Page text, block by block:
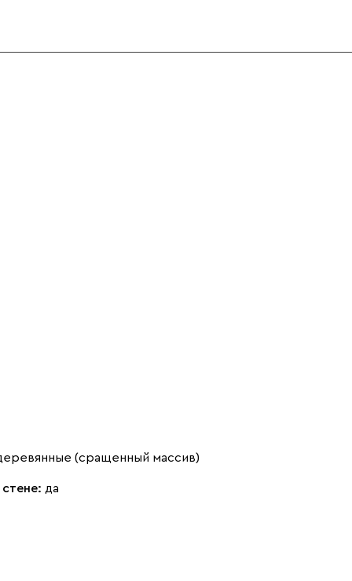
(сращенный массив)
да